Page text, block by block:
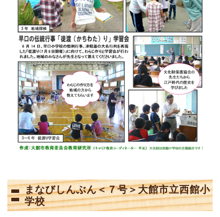
まなびしんぶん＜７号＞大館市立西館小
学校